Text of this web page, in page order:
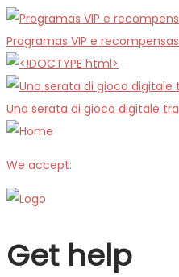
Programas VIP e
Una serata di gioco digitale
We accept:
Get help